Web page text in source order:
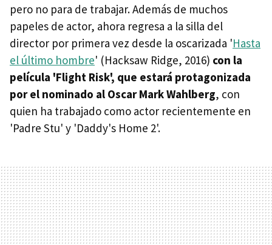
pero no para de trabajar. Además de muchos
papeles de actor, ahora regresa a la silla del
director por primera vez desde la oscarizada 'Hasta
el último hombre' (Hacksaw Ridge, 2016) con la
película 'Flight Risk', que estará protagonizada
por el nominado al Oscar Mark Wahlberg, con
quien ha trabajado como actor recientemente en
'Padre Stu' y 'Daddy's Home 2'.